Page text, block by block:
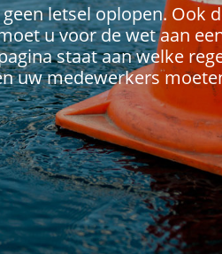
letsel oplopen. Ook
u voor de wet aan
staat aan welke
uw medewerkers